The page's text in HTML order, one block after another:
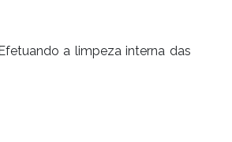
a limpeza interna das